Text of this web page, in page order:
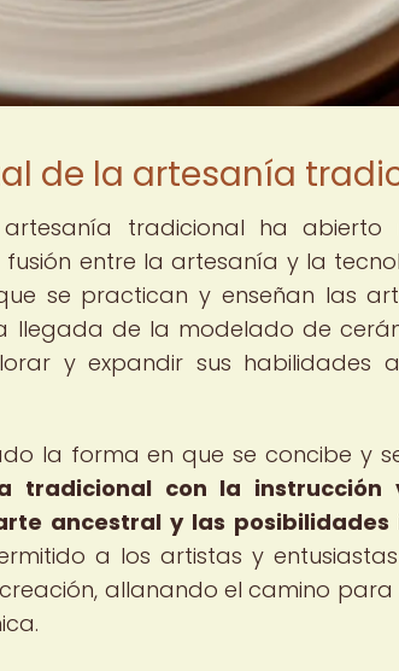
de la artesanía
tradicional ha
fusión entre la artesanía y la
se practican y enseñan las
llegada de la modelado de
y expandir sus habilidades
la forma en que se concibe y
tradicional con la
ancestral y las
a los artistas y
allanando el camino